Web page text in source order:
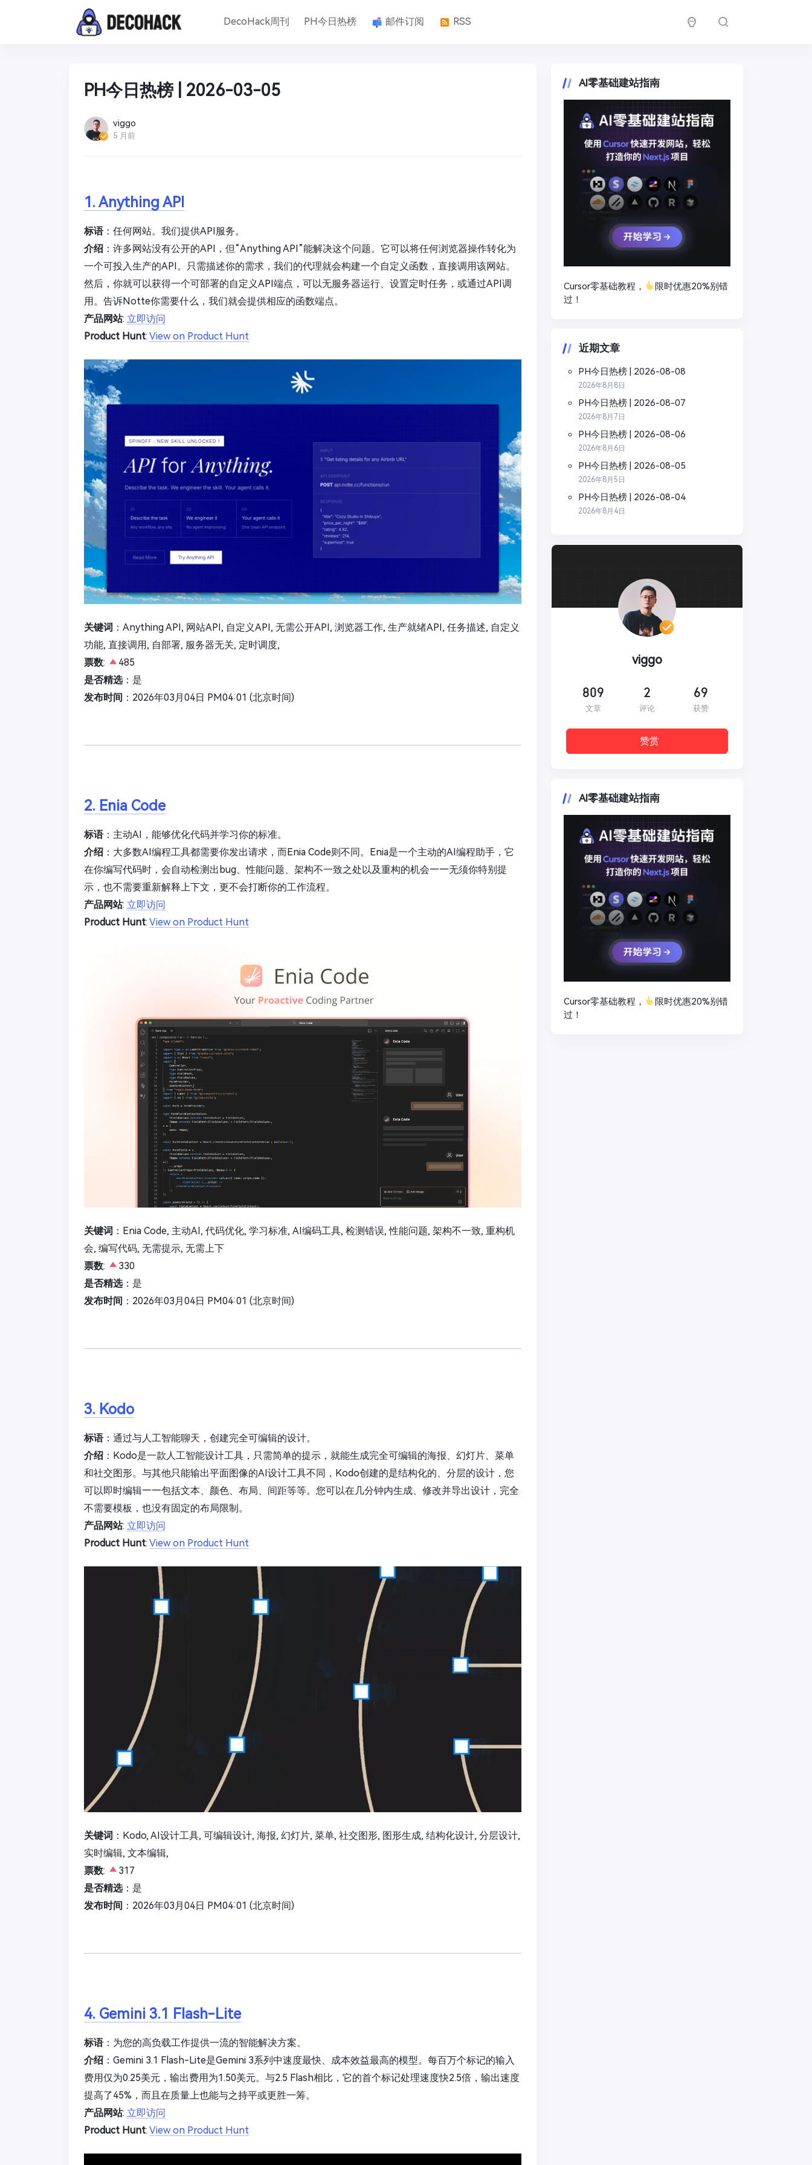
DecoHack周刊 PH今日热榜 邮件订阅 RSS
PH今日热榜 | 2026-03-05
viggo
5 月前
1. Anything API
标语：任何网站。我们提供API服务。
介绍 ：许多网站没有公开的API，但“Anything API”能解决这个问题。它可以将任何浏览器操作转化为
一个可投入生产的API。只需描述你的需求，我们的代理就会构建一个自定义函数，直接调用该网站。
然后，你就可以获得一个可部署的自定义API端点，可以无服务器运行、设置定时任务，或通过API调
用。告诉Notte你需要什么，我们就会提供相应的函数端点。
产品网站: 立即访问
Product Hunt: View on Product Hunt
关键词 ：Anything API, 网站API, 自定义API, 无需公开API, 浏览器工作, 生产就绪API, 任务描述, 自定义
功能, 直接调用, 自部署, 服务器无关, 定时调度,
票数:
485
是否精选：是
发布时间 ：2026年03月04日 PM04:01 (北京时间)
2. Enia Code
标语：主动AI，能够优化代码并学习你的标准。
介绍 ：大多数AI编程工具都需要你发出请求，而Enia Code则不同。Enia是一个主动的AI编程助手，它
在你编写代码时，会自动检测出bug、性能问题、架构不一致之处以及重构的机会——无须你特别提
示，也不需要重新解释上下文，更不会打断你的工作流程。
产品网站: 立即访问
Product Hunt: View on Product Hunt
关键词 ：Enia Code, 主动AI, 代码优化, 学习标准, AI编码工具, 检测错误, 性能问题, 架构不一致, 重构机
会, 编写代码, 无需提示, 无需上下
票数:
330
是否精选：是
发布时间 ：2026年03月04日 PM04:01 (北京时间)
3. Kodo
标语：通过与人工智能聊天，创建完全可编辑的设计。
介绍 ：Kodo是一款人工智能设计工具，只需简单的提示，就能生成完全可编辑的海报、幻灯片、菜单
和社交图形。与其他只能输出平面图像的AI设计工具不同，Kodo创建的是结构化的、分层的设计，您
可以即时编辑——包括文本、颜色、布局、间距等等。您可以在几分钟内生成、修改并导出设计，完全
不需要模板，也没有固定的布局限制。
产品网站: 立即访问
Product Hunt: View on Product Hunt
关键词 ：Kodo, AI设计工具, 可编辑设计, 海报, 幻灯片, 菜单, 社交图形, 图形生成, 结构化设计, 分层设计,
实时编辑, 文本编辑,
票数:
317
是否精选：是
发布时间 ：2026年03月04日 PM04:01 (北京时间)
4. Gemini 3.1 Flash-Lite
标语：为您的高负载工作提供一流的智能解决方案。
介绍 ：Gemini 3.1 Flash-Lite是Gemini 3系列中速度最快、成本效益最高的模型。每百万个标记的输入
费用仅为0.25美元，输出费用为1.50美元。与2.5 Flash相比，它的首个标记处理速度快2.5倍，输出速度
提高了45%，而且在质量上也能与之持平或更胜一筹。
产品网站: 立即访问
Product Hunt: View on Product Hunt
AI零基础建站指南
Cursor零基础教程，
限时优惠20%别错
过！
近期文章
PH今日热榜 | 2026-08-08
2026年8月8日
PH今日热榜 | 2026-08-07
2026年8月7日
PH今日热榜 | 2026-08-06
2026年8月6日
PH今日热榜 | 2026-08-05
2026年8月5日
PH今日热榜 | 2026-08-04
2026年8月4日
viggo
809
文章
2
评论
69
获赞
赞赏
AI零基础建站指南
Cursor零基础教程，
限时优惠20%别错
过！